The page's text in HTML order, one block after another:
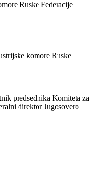
Ruske Federacije
komore Ruske
predsednika Komiteta za
direktor Jugosovero